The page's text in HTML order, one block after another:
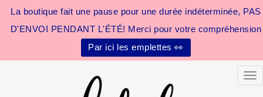
La boutique fait une pause pour une durée indéterminée, PAS
D'ENVOI PENDANT L'ÉTÉ! Merci pour votre compréhension
Par ici les emplettes 👀